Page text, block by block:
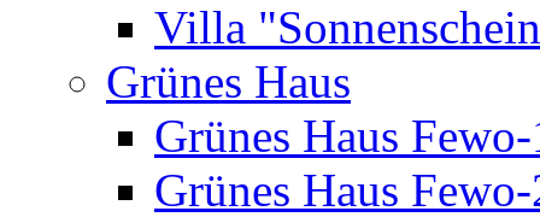
Villa
Grünes Haus
Grünes Haus
Grünes Haus